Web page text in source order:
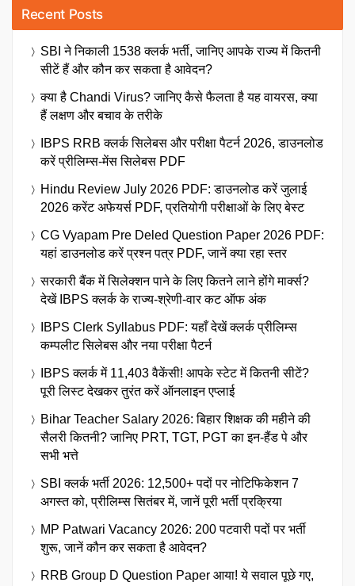
Recent Posts
SBI ने निकाली 1538 क्लर्क भर्ती, जानिए आपके राज्य में कितनी
सीटें हैं और कौन कर सकता है आवेदन?
क्या है Chandi Virus? जानिए कैसे फैलता है यह वायरस, क्या
हैं लक्षण और बचाव के तरीके
IBPS RRB क्लर्क सिलेबस और परीक्षा पैटर्न 2026, डाउनलोड
करें प्रीलिम्स-मेंस सिलेबस PDF
Hindu Review July 2026 PDF: डाउनलोड करें जुलाई
2026 करेंट अफेयर्स PDF, प्रतियोगी परीक्षाओं के लिए बेस्ट
CG Vyapam Pre Deled Question Paper 2026 PDF:
यहां डाउनलोड करें प्रश्न पत्र PDF, जानें क्या रहा स्तर
सरकारी बैंक में सिलेक्शन पाने के लिए कितने लाने होंगे मार्क्स?
देखें IBPS क्लर्क के राज्य-श्रेणी-वार कट ऑफ अंक
IBPS Clerk Syllabus PDF: यहाँ देखें क्लर्क प्रीलिम्स
कम्पलीट सिलेबस और नया परीक्षा पैटर्न
IBPS क्लर्क में 11,403 वैकेंसी! आपके स्टेट में कितनी सीटें?
पूरी लिस्ट देखकर तुरंत करें ऑनलाइन एप्लाई
Bihar Teacher Salary 2026: बिहार शिक्षक की महीने की
सैलरी कितनी? जानिए PRT, TGT, PGT का इन-हैंड पे और
सभी भत्ते
SBI क्लर्क भर्ती 2026: 12,500+ पदों पर नोटिफिकेशन 7
अगस्त को, प्रीलिम्स सितंबर में, जानें पूरी भर्ती प्रक्रिया
MP Patwari Vacancy 2026: 200 पटवारी पदों पर भर्ती
शुरू, जानें कौन कर सकता है आवेदन?
RRB Group D Question Paper आया! ये सवाल पूछे गए,